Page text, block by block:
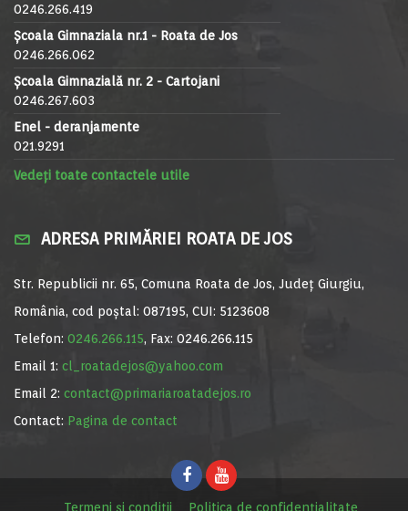
0246.266.419
Școala Gimnaziala nr.1 - Roata de Jos
0246.266.062
Școala Gimnazială nr. 2 - Cartojani
0246.267.603
Enel - deranjamente
021.9291
Vedeți toate contactele utile
ADRESA PRIMĂRIEI ROATA DE JOS
Str. Republicii nr. 65, Comuna Roata de Jos, Județ Giurgiu,
România, cod poștal: 087195, CUI: 5123608
Telefon: 0246.266.115, Fax: 0246.266.115
Email 1: cl_roatadejos@yahoo.com
Email 2: contact@primariaroatadejos.ro
Contact: Pagina de contact
Termeni și condiții Politica de confidențialitate